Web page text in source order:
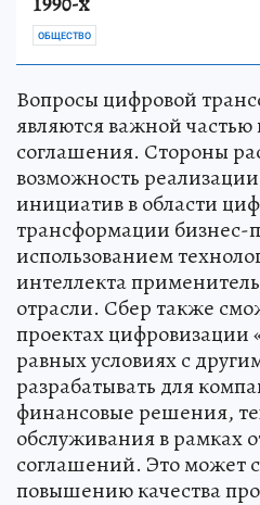
ОБЩЕСТВО
Вопросы цифровой
являются важной
соглашения. Стороны
возможность
инициатив в области
трансформации бизнес-
использованием
интеллекта
отрасли. Сбер также
проектах
равных условиях с
разрабатывать для
финансовые решения,
обслуживания в рамках
соглашений. Это может
повышению качества